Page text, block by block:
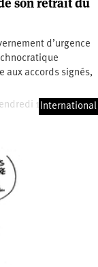
d’urgence
aux accords signés,
17 juillet 2026
International